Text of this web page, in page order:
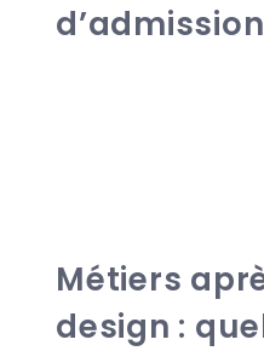
Métiers
design :